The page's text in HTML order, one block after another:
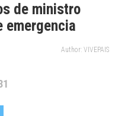
de ministro
emergencia
Author: VIVEPAIS